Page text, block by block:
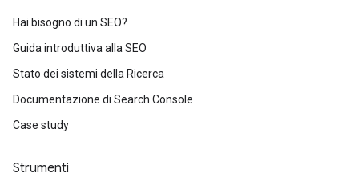
Hai bisogno di un SEO?
Guida introduttiva alla SEO
Stato dei sistemi della Ricerca
Documentazione di Search Console
Case study
Strumenti